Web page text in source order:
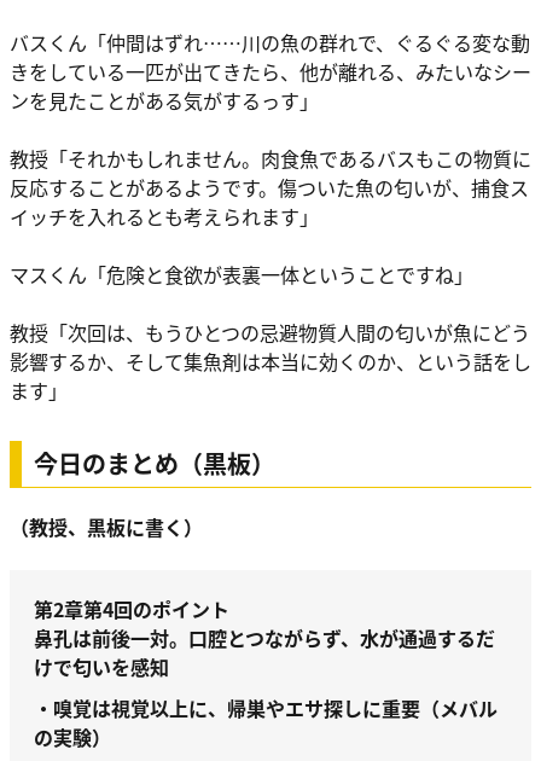
バスくん「仲間はずれ……川の魚の群れで、ぐるぐる変な動
きをしている一匹が出てきたら、他が離れる、みたいなシー
ンを見たことがある気がするっす」
教授「それかもしれません。肉食魚であるバスもこの物質に
反応することがあるようです。傷ついた魚の匂いが、捕食ス
イッチを入れるとも考えられます」
マスくん「危険と食欲が表裏一体ということですね」
教授「次回は、もうひとつの忌避物質人間の匂いが魚にどう
影響するか、そして集魚剤は本当に効くのか、という話をし
ます」
今日のまとめ（黒板）
（教授、黒板に書く）
第2章第4回のポイント
鼻孔は前後一対。口腔とつながらず、水が通過するだ
けで匂いを感知
・嗅覚は視覚以上に、帰巣やエサ探しに重要（メバル
の実験）